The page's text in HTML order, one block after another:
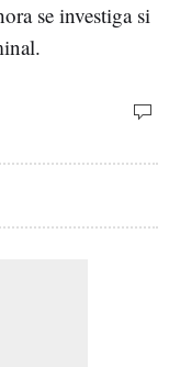
se investiga si